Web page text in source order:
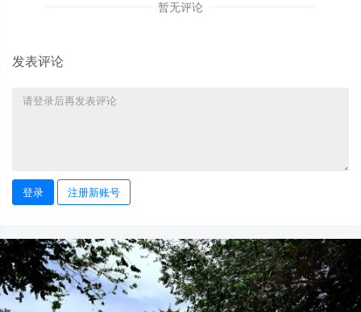
暂无评论
发表评论
登录 注册新账号